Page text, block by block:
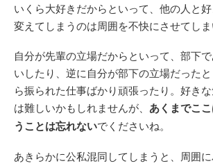
いくら大好きだからといって、他の人と
変えてしまうのは周囲を不快にさせてしま
自分が先輩の立場だからといって、部下
いしたり、逆に自分が部下の立場だった
ら振られた仕事ばかり頑張ったり。好き
は難しいかもしれませんが、 あくまでこ
うことは忘れないでくださいね。
あきらかに公私混同してしまうと、周囲